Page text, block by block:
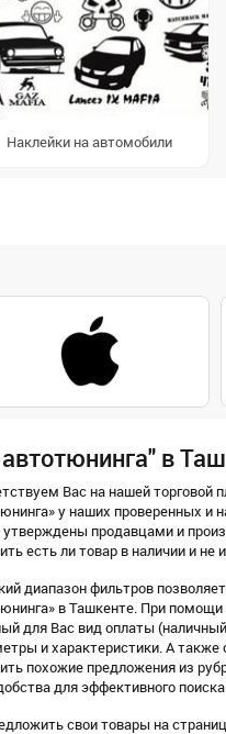
Наклейки на автомобили
в
Вас на нашей торговой
у наших проверенных и
утверждены продавцами и
есть ли товар в наличии и не
диапазон фильтров
в Ташкенте. При помощи
для Вас вид оплаты
и характеристики. А также
похожие предложения из
для эффективного
свои товары на